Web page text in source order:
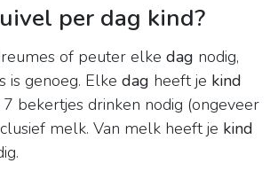
per dag kind?
of peuter elke dag nodig,
is genoeg. Elke dag heeft je kind
bekertjes drinken nodig (ongeveer
melk. Van melk heeft je kind